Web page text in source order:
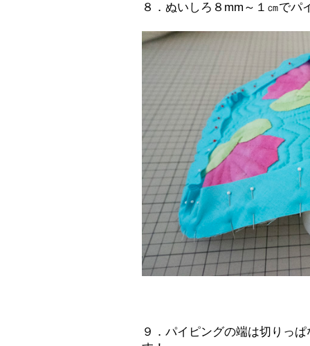
８．ぬいしろ８mm～１㎝でパ
９．パイピングの端は切りっ